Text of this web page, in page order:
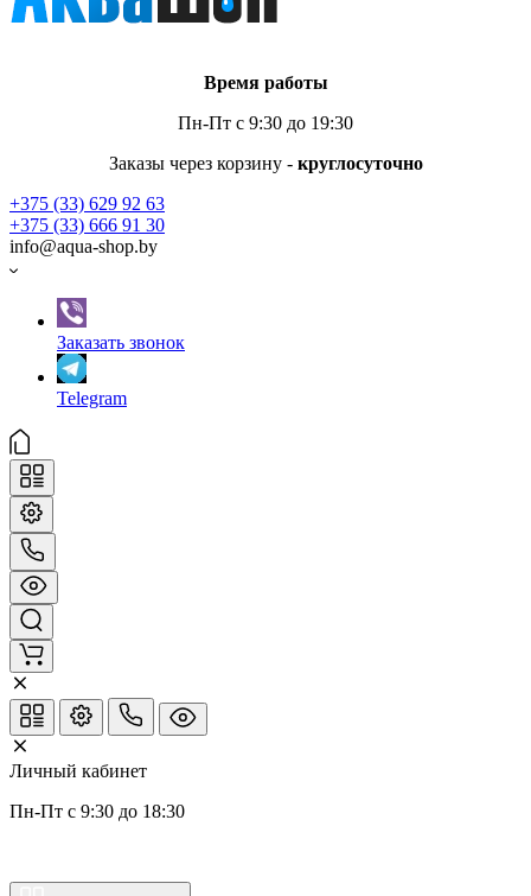
Время работы
Пн-Пт с 9:30 до 19:30
Заказы через корзину - круглосуточно
+375 (33) 629 92 63
+375 (33) 666 91 30
info@aqua-shop.by
Заказать звонок
Telegram
Личный кабинет
Пн-Пт с 9:30 до 18:30